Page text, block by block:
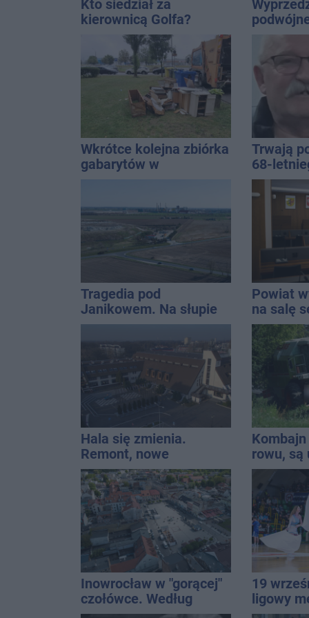
Kto siedział za
kierownicą Golfa?
Kierowca zbiegł po
przed
Wkrótce kolejna zbiórka
gabarytów w
Trwają
68-
Kucały
Tragedia pod
Janikowem. Na słupie
energetycznym
znaleziono ciało
mężczyzny
Powiat
na salę
zmieni?
Hala się zmienia.
Remont, nowe
nagłośnienie, a przed
wejściem stanie
QEMETICA ARENA
Kombajn
rowu, są
Inowrocław w "gorącej"
czołówce. Według
analizy Onetu nasze
19
ligowy
Znamy